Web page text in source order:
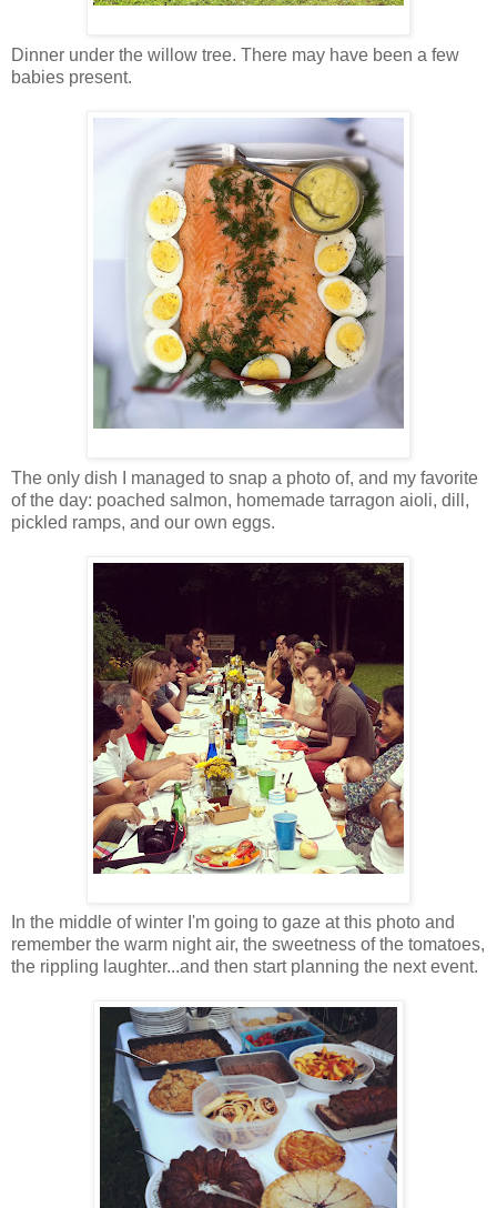
Dinner under the willow tree. There may have been a few
babies present.
The only dish I managed to snap a photo of, and my favorite
of the day: poached salmon, homemade tarragon aioli, dill,
pickled ramps, and our own eggs.
In the middle of winter I'm going to gaze at this photo and
remember the warm night air, the sweetness of the tomatoes,
the rippling laughter...and then start planning the next event.